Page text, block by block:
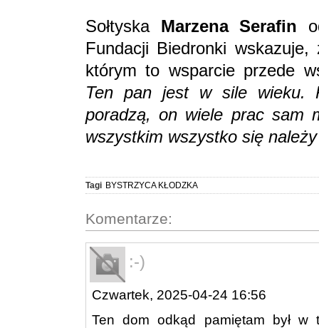
Sołtyska Marzena Serafin
Fundacji Biedronki
którym to wsparcie przede
Ten pan jest w sile wieku.
poradzą, on wiele prac sam
wszystkim wszystko się
Tagi BYSTRZYCA KŁODZKA
Komentarze:
:-)
Czwartek, 2025-04-24 16:56
Ten dom odkąd pamiętam był w